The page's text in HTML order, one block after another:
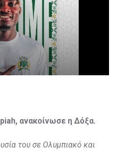
ανακοίνωσε η Δόξα.
του σε Ολυμπιακό και